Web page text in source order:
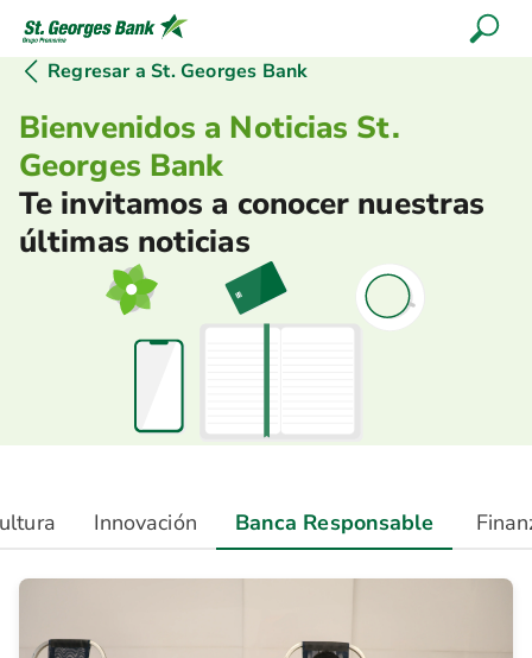
Regresar a St. Georges Bank
Bienvenidos a Noticias St.
Georges Bank
Te invitamos a conocer nuestras
últimas noticias
Innovación Banca Responsable